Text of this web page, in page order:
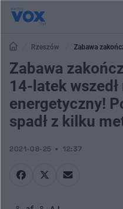
Rzeszów
Zabawa
energetyczny! Porażony prądem
Zabawa
14-latek wszedł
energetyczny!
spadł z kilku
2021-08-25 12:37